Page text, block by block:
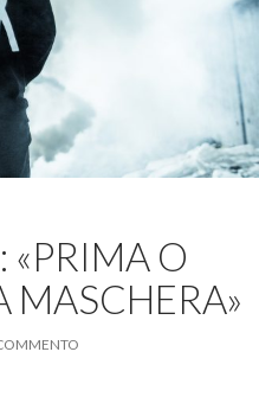
«PRIMA O
MASCHERA»